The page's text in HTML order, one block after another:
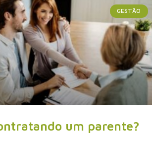
GESTÃO
um parente?